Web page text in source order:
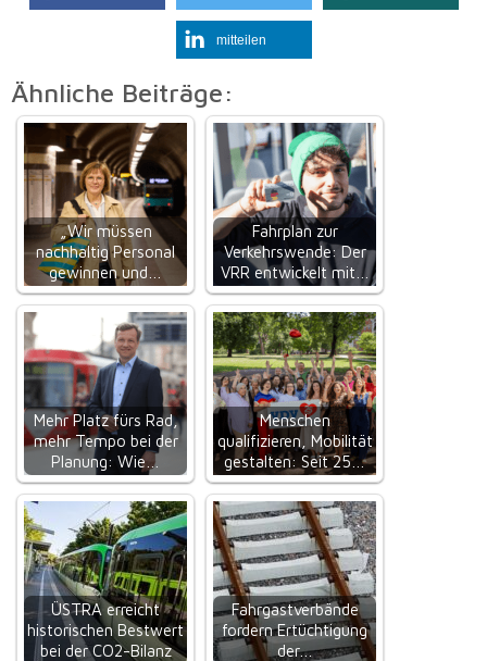
mitteilen
Ähnliche Beiträge:
„Wir müssen
nachhaltig Personal
gewinnen und…
Fahrplan zur
Verkehrswende: Der
VRR entwickelt mit…
Mehr Platz fürs Rad,
mehr Tempo bei der
Planung: Wie…
Menschen
qualifizieren, Mobilität
gestalten: Seit 25…
ÜSTRA erreicht
historischen Bestwert
bei der CO2-Bilanz
Fahrgastverbände
fordern Ertüchtigung
der…